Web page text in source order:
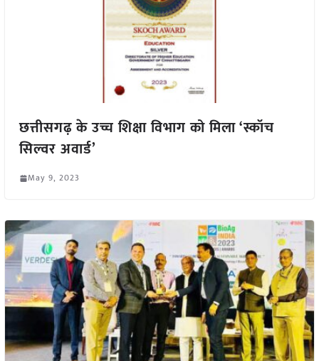
छत्तीसगढ़ के उच्च शिक्षा विभाग को मिला ‘स्कॉच
सिल्वर अवार्ड’
May 9, 2023